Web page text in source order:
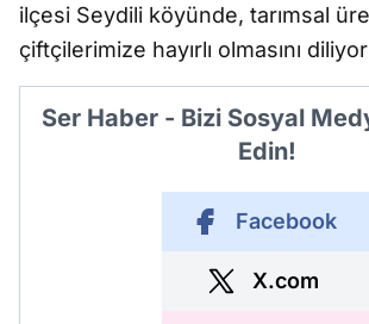
ilçesi Seydili köyünde, tarımsal
çiftçilerimize hayırlı olmasını
Ser Haber - Bizi Sosyal
Edin!
Facebook
X.com